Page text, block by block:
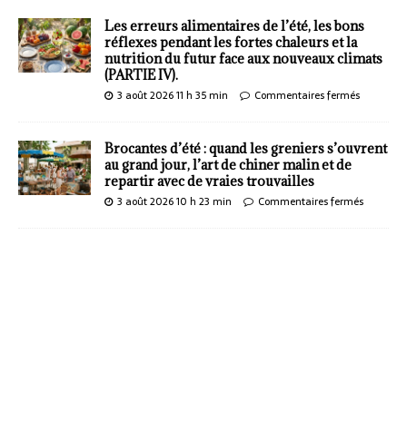
Les erreurs alimentaires de l’été, les bons
réflexes pendant les fortes chaleurs et la
nutrition du futur face aux nouveaux climats
(PARTIE IV).
3 août 2026 11 h 35 min Commentaires fermés
Brocantes d’été : quand les greniers s’ouvrent
au grand jour, l’art de chiner malin et de
repartir avec de vraies trouvailles
3 août 2026 10 h 23 min Commentaires fermés